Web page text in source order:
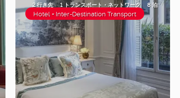
2 行き先 1 トランスポート・ネットワーク 8 泊
Hotel + Inter-Destination Transport